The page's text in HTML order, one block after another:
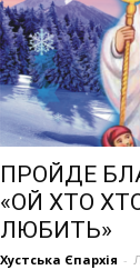
ПРОЙДЕ
«ОЙ ХТО
ЛЮБИТЬ»
Хустська Єпархія -